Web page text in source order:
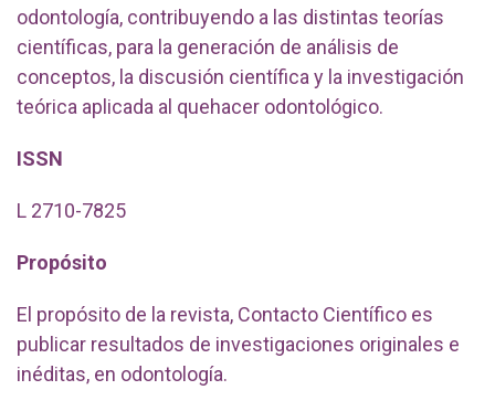
odontología, contribuyendo a las distintas teorías
científicas, para la generación de análisis de
conceptos, la discusión científica y la investigación
teórica aplicada al quehacer odontológico.
ISSN
L 2710-7825
Propósito
El propósito de la revista, Contacto Científico es
publicar resultados de investigaciones originales e
inéditas, en odontología.